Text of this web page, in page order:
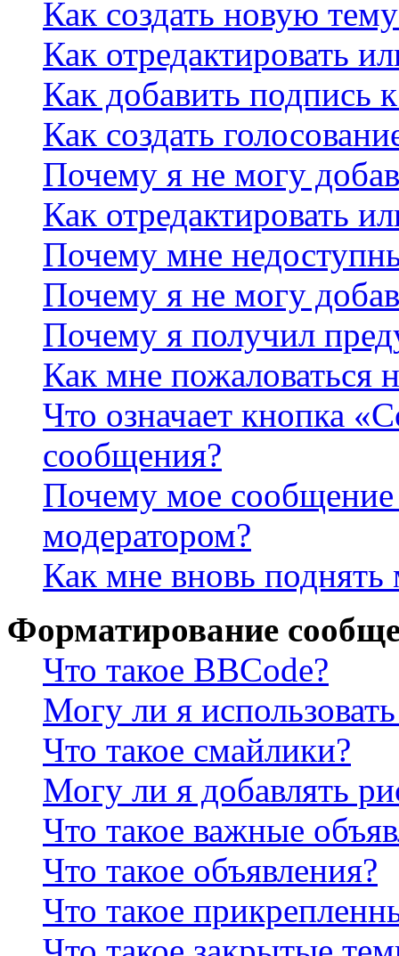
Как создать новую
Как отредактировать
Как добавить подпись
Как создать
Почему я не могу
Как отредактировать
Почему мне
Почему я не могу
Почему я получил
Как мне пожаловаться
Что означает кнопка
сообщения?
Почему мое сообщение
модератором?
Как мне вновь
Форматирование
Что такое BBCode?
Могу ли я
Что такое смайлики?
Могу ли я добавлять
Что такое важные
Что такое объявления?
Что такое